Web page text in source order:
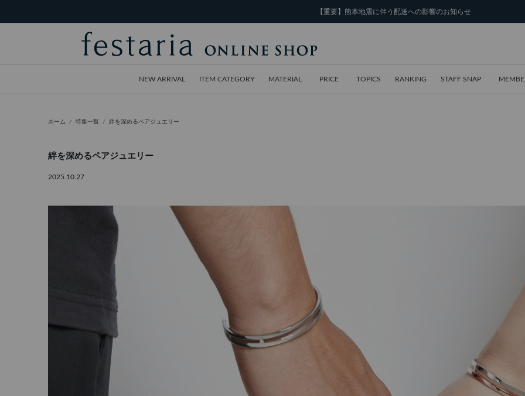
【重要】熊本地震に伴う配送への影響のお知らせ
NEW ARRIVAL ITEM CATEGORY MATERIAL PRICE TOPICS RANKING STAFF SNAP
ホーム 特集一覧 絆を深めるペアジュエリー
絆を深めるペアジュエリー
2025.10.27